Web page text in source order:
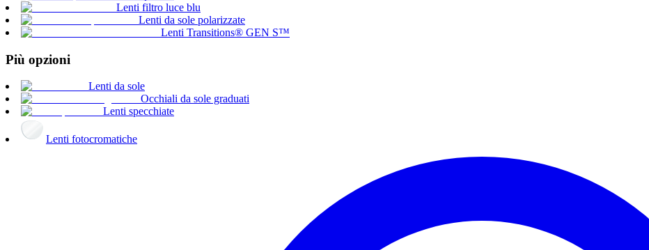
Lenti filtro luce blu
Lenti da sole polarizzate
Lenti Transitions® GEN S™
Più opzioni
Lenti da sole
Occhiali da sole graduati
Lenti specchiate
Lenti fotocromatiche